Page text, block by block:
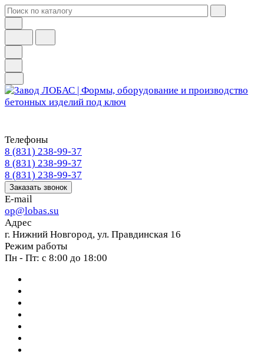
Телефоны
8 (831) 238-99-37
8 (831) 238-99-37
8 (831) 238-99-37
Заказать звонок
E-mail
op@lobas.su
Адрес
г. Нижний Новгород, ул. Правдинская 16
Режим работы
Пн - Пт: с 8:00 до 18:00